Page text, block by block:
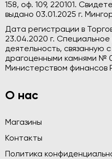
158, оф. 109, 220101.
выдано 03.01.2025 г.
Дата регистрации в
23.04.2020 г.
деятельность, связанную
драгоценными камнями №
Министерством финансов
О нас
Магазины
Контакты
Политика